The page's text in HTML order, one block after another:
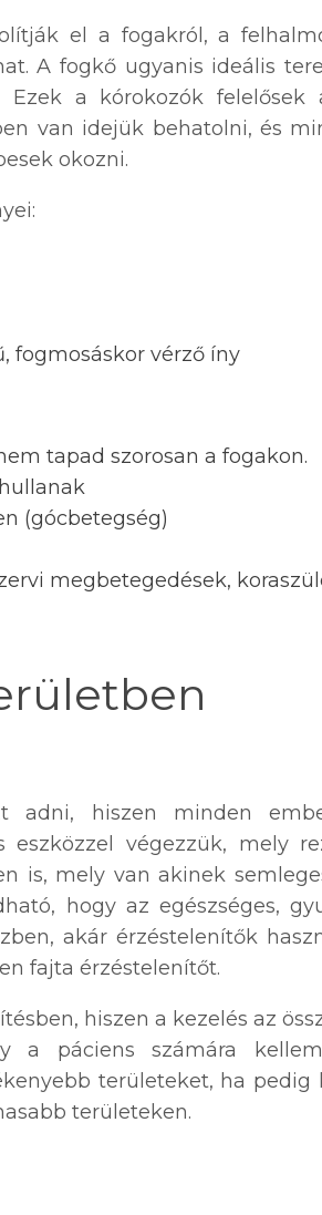
el a fogakról, a
A fogkő ugyanis ideális
a kórokozók felelősek
van idejük behatolni, és
okozni.
fogmosáskor vérző íny
tapad szorosan a fogakon.
(gócbetegség)
megbetegedések,
adni, hiszen minden
eszközzel végezzük, mely
is, mely van akinek
hogy az egészséges,
akár érzéstelenítők
fajta érzéstelenítőt.
hiszen a kezelés az
a páciens számára
területeket, ha
területeken.